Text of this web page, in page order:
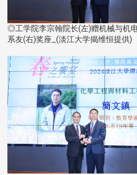
◎工学院李宗翰院长(左)赠机械与机
系友(右)奖座_(淡江大学揭维恒提供)​​​​​​​